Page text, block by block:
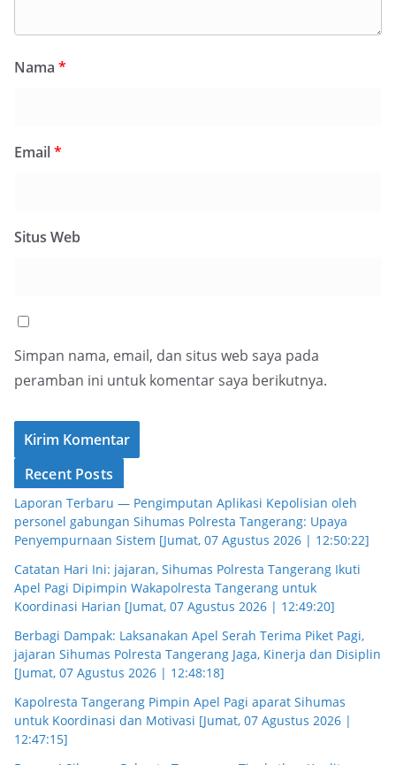
Nama *
Email*
Situs Web
Simpan nama, email, dan situs web saya pada
peramban ini untuk komentar saya berikutnya.
Recent Posts
Laporan Terbaru — Pengimputan Aplikasi Kepolisian oleh
personel gabungan Sihumas Polresta Tangerang: Upaya
Penyempurnaan Sistem [Jumat, 07 Agustus 2026 | 12:50:22]
Catatan Hari Ini: jajaran, Sihumas Polresta Tangerang Ikuti
Apel Pagi Dipimpin Wakapolresta Tangerang untuk
Koordinasi Harian [Jumat, 07 Agustus 2026 | 12:49:20]
Berbagi Dampak: Laksanakan Apel Serah Terima Piket Pagi,
jajaran Sihumas Polresta Tangerang Jaga, Kinerja dan Disiplin
[Jumat, 07 Agustus 2026 | 12:48:18]
Kapolresta Tangerang Pimpin Apel Pagi aparat Sihumas
untuk Koordinasi dan Motivasi [Jumat, 07 Agustus 2026 |
12:47:15]